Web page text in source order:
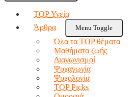
TOP Υγεία
Άρθρα
Menu Toggle
Όλα τα TOP θέματα
Μαθήματα ζωής
Διαγωνισμοί
Ψυχαγωγία
Ψυχολογία
TOP Picks